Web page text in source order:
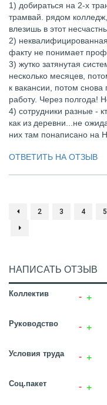
1) добираться на 2-х
трамвай. рядом
влезишь в этот
2)
факту не понимает
3) жутко затянутая
несколько месяцев,
к вакансии, потом
работу. Через полгода!
4) сотрудники разные -
как из деревни...не
них там понаписано на
ОТВЕТИТЬ НА ОТЗЫВ
2 3 4 5
НАПИСАТЬ ОТЗЫВ
Коллектив
Руководство
Условия труда
Соц.пакет